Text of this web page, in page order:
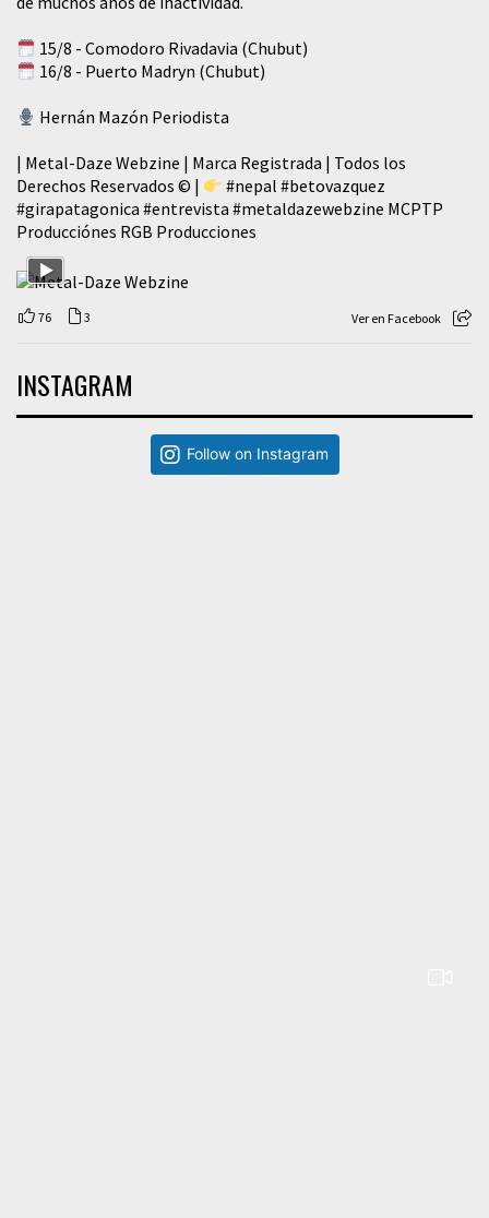
15/8 - Comodoro Rivadavia (Chubut)
16/8 - Puerto Madryn (Chubut)
Hernán Mazón Periodista
| Metal-Daze Webzine | Marca Registrada | Todos los
Derechos Reservados © |
#nepal #betovazquez
#girapatagonica #entrevista #metaldazewebzine MCPTP
Producciónes RGB Producciones
76 3 Ver en Facebook
INSTAGRAM
Follow on Instagram